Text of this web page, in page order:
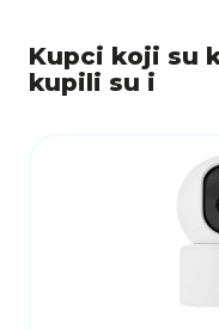
Kupci koji su
kupili su i